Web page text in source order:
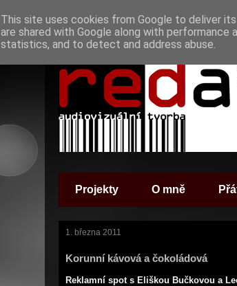
Projekty O mně
1. března 2011
Korunní kávová a čokoládová
Reklamní spot s Eliškou Bučkovou a
This site uses cookies from Google to deliver
are shared with Google along with
statistics, and to detect and address abuse.